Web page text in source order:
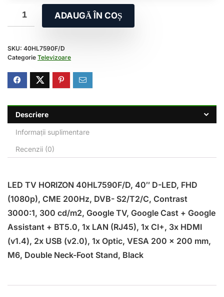
ADAUGĂ ÎN COȘ
SKU: 40HL7590F/D
Categorie Televizoare
Descriere
Informații suplimentare
Recenzii (0)
LED TV HORIZON 40HL7590F/D, 40″ D-LED, FHD
(1080p), CME 200Hz, DVB- S2/T2/C, Contrast
3000:1, 300 cd/m2, Google TV, Google Cast + Google
Assistant + BT5.0, 1x LAN (RJ45), 1x CI+, 3x HDMI
(v1.4), 2x USB (v2.0), 1x Optic, VESA 200 x 200 mm,
M6, Double Neck-Foot Stand, Black